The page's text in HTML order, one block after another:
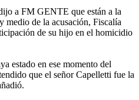
a FM GENTE que están a la
medio de la acusación, Fiscalía
de su hijo en el homicidio
estado en ese momento del
que el señor Capelletti fue la